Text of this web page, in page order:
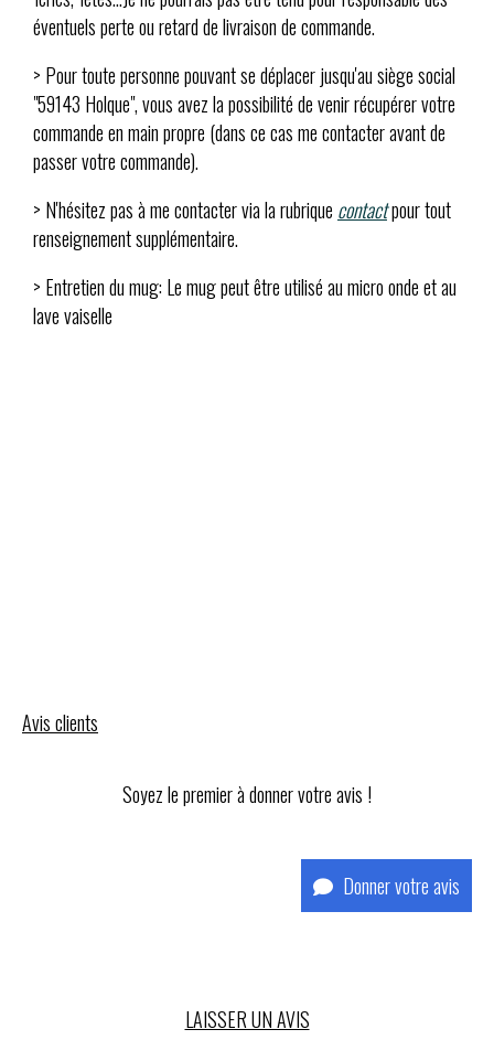
éventuels perte ou retard de livraison de commande.
> Pour toute personne pouvant se déplacer jusqu'au siège social
"59143 Holque", vous avez la possibilité de venir récupérer votre
commande en main propre (dans ce cas me contacter avant de
passer votre commande).
> N'hésitez pas à me contacter via la rubrique contactpour tout
renseignement supplémentaire.
> Entretien du mug: Le mug peut être utilisé au micro onde et au
lave vaiselle
Avis clients
Soyez le premier à donner votre avis !
Donner votre avis
LAISSER UN AVIS